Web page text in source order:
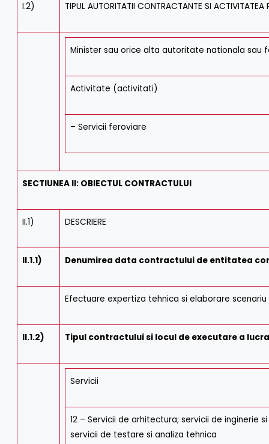
I.2) TIPUL AUTORITATII CONTRACTANTE SI
Minister sau orice alta autoritate nationala sau
Activitate (activitati)
– Servicii feroviare
SECTIUNEA II: OBIECTUL CONTRACTULUI
II.1) DESCRIERE
II.1.1) Denumirea data contractului de entitatea
Efectuare expertiza tehnica si elaborare
II.1.2) Tipul contractului si locul de executare a
Servicii
12 – Servicii de arhitectura; servicii de
servicii de testare si analiza tehnica